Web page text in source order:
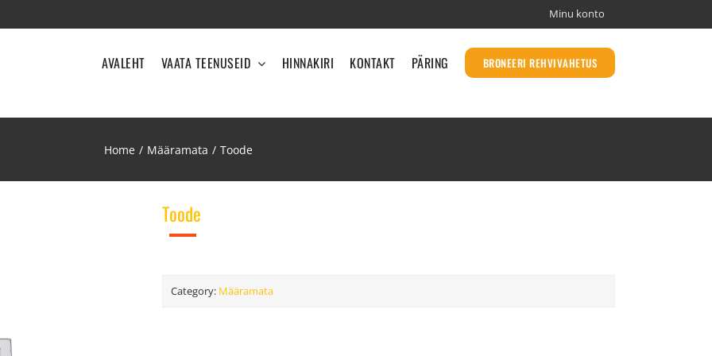
Minu konto
AVALEHT VAATA TEENUSEID HINNAKIRI KONTAKT PÄRING BRONEERI REHVIVAHETUS
Home / Määramata / Toode
Toode
Category: Määramata